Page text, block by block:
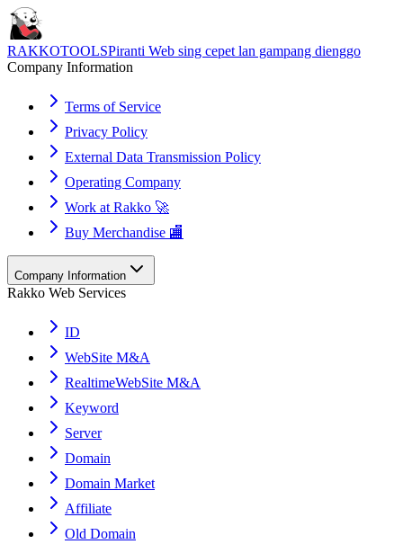
RAKKOTOOLSPiranti Web sing cepet lan gampang dienggo
Company Information
Terms of Service
Privacy Policy
External Data Transmission Policy
Operating Company
Work at Rakko 🚀
Buy Merchandise 🏬
Company Information
Rakko Web Services
ID
WebSite M&A
RealtimeWebSite M&A
Keyword
Server
Domain
Domain Market
Affiliate
Old Domain